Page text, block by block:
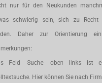
nur für den Neukunden
schwierig sein, sich zu Recht
Daher zur Orientierung
Feld -Suche- oben links ist
Hier können Sie nach